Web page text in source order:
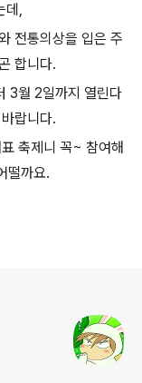
데,
전통의상을 입은 주
합니다.
3월 2일까지 열린다
랍니다.
축제니 꼭~ 참여해
떨까요.